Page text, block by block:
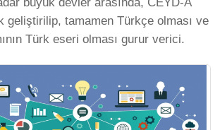
geliştirilip, tamamen Türkçe olması ve
Türk eseri olması gurur verici.